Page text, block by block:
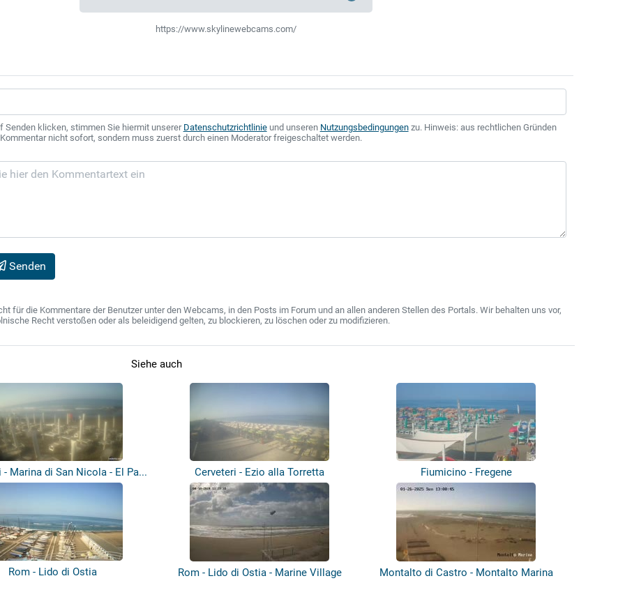
https://www.skylinewebcams.com/
Senden klicken, stimmen Sie hiermit unserer Datenschutzrichtlinieund unseren Nutzungsbedingungenzu. Hinweis: aus rechtlichen Gründen
nicht sofort, sondern muss zuerst durch einen Moderator freigeschaltet werden.
Senden
für die Kommentare der Benutzer unter den Webcams, in den Posts im Forum und an allen anderen Stellen des Portals. Wir behalten uns vor,
Recht verstoßen oder als beleidigend gelten, zu blockieren, zu löschen oder zu modifizieren.
Siehe auch
- Marina di San Nicola - El Pa... Cerveteri - Ezio alla Torretta Fiumicino - Fregene
Rom - Lido di Ostia Rom - Lido di Ostia - Marine Village Montalto di Castro - Montalto Marina